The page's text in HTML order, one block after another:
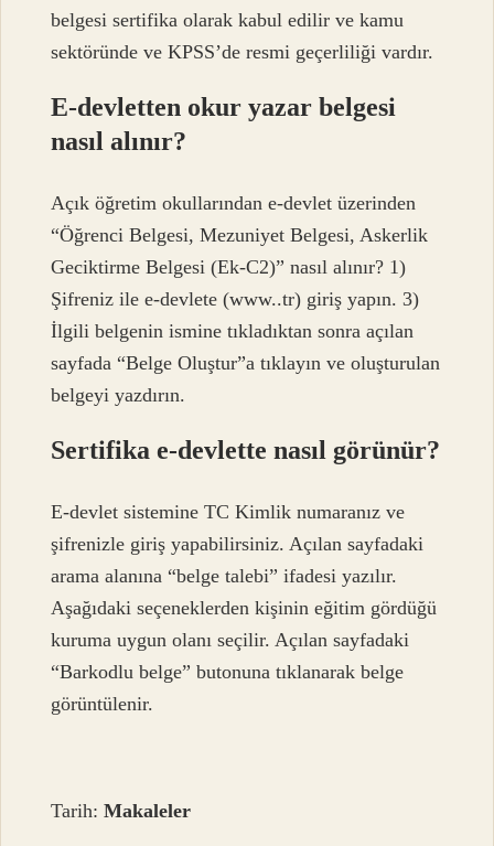
belgesi sertifika olarak kabul edilir ve kamu
sektöründe ve KPSS’de resmi geçerliliği vardır.
E-devletten okur yazar belgesi
nasıl alınır?
Açık öğretim okullarından e-devlet üzerinden
“Öğrenci Belgesi, Mezuniyet Belgesi, Askerlik
Geciktirme Belgesi (Ek-C2)” nasıl alınır? 1)
Şifreniz ile e-devlete (www..tr) giriş yapın. 3)
İlgili belgenin ismine tıkladıktan sonra açılan
sayfada “Belge Oluştur”a tıklayın ve oluşturulan
belgeyi yazdırın.
Sertifika e-devlette nasıl görünür?
E-devlet sistemine TC Kimlik numaranız ve
şifrenizle giriş yapabilirsiniz. Açılan sayfadaki
arama alanına “belge talebi” ifadesi yazılır.
Aşağıdaki seçeneklerden kişinin eğitim gördüğü
kuruma uygun olanı seçilir. Açılan sayfadaki
“Barkodlu belge” butonuna tıklanarak belge
görüntülenir.
Tarih:Makaleler